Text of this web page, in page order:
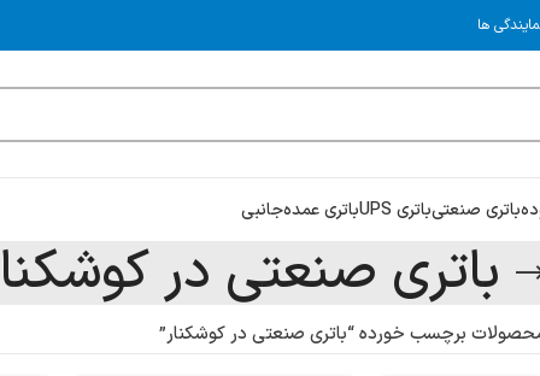
ها
باتری صنعتیباتری UPS باتری عمدهجانبی
باتری صنعتی در
برچسب خورده “باتری صنعتی در کوشکنار”